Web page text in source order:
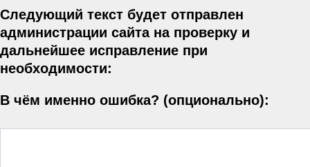
Следующий текст будет отправлен
администрации сайта на проверку и
дальнейшее исправление при
необходимости:
В чём именно ошибка? (опционально):